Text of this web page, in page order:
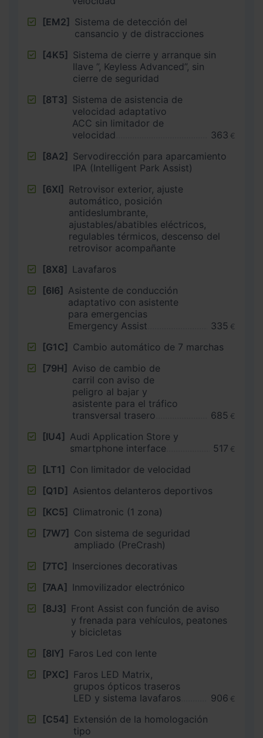
[EM2] Sistema de detección del
cansancio y de distracciones
[4K5] Sistema de cierre y arranque sin
llave ”, Keyless Advanced”, sin
cierre de seguridad
[8T3] Sistema de asistencia de
velocidad adaptativo
ACC sin limitador de
velocidad
363 €
[8A2] Servodirección para aparcamiento
IPA (Intelligent Park Assist)
[6XI] Retrovisor exterior, ajuste
automático, posición
antideslumbrante,
ajustables/abatibles eléctricos,
regulables térmicos, descenso del
retrovisor acompañante
[8X8] Lavafaros
[6I6] Asistente de conducción
adaptativo con asistente
para emergencias
Emergency Assist
335 €
[G1C] Cambio automático de 7 marchas
[79H] Aviso de cambio de
carril con aviso de
peligro al bajar y
asistente para el tráfico
transversal trasero
685 €
[IU4] Audi Application Store y
smartphone interface
517 €
[LT1] Con limitador de velocidad
[Q1D] Asientos delanteros deportivos
[KC5] Climatronic (1 zona)
[7W7] Con sistema de seguridad
ampliado (PreCrash)
[7TC] Inserciones decorativas
[7AA] Inmovilizador electrónico
[8J3] Front Assist con función de aviso
y frenada para vehículos, peatones
y bicicletas
[8IY] Faros Led con lente
[PXC] Faros LED Matrix,
grupos ópticos traseros
LED y sistema lavafaros
906 €
[C54] Extensión de la homologación
tipo